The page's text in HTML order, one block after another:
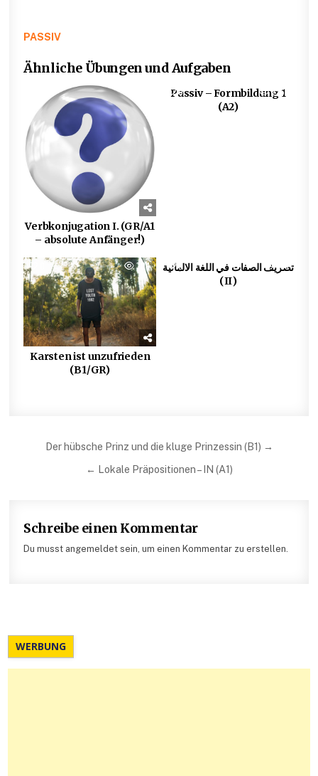
PASSIV
Ähnliche Übungen und Aufgaben
Verbkonjugation I. (GR/A1
– absolute Anfänger!)
0 2369
Passiv – Formbildung 1
(A2)
704
Karsten ist unzufrieden
(B1/GR)
0 636
تصريف الصفات في اللغة الالمانية
(II)
Beitragsnavigation
Der hübsche Prinz und die kluge Prinzessin (B1) →
← Lokale Präpositionen – IN (A1)
Schreibe einen Kommentar
Du musst angemeldet sein, um einen Kommentar zu erstellen.
WERBUNG